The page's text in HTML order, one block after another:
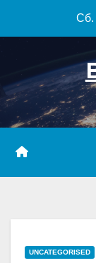
Сб.
UNCATEGORISED